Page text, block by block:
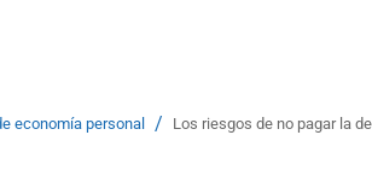
economía personal / Los riesgos de no pagar la